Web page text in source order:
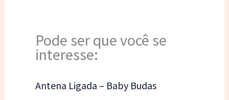
Pode ser que você se
interesse:
Antena Ligada – Baby Budas